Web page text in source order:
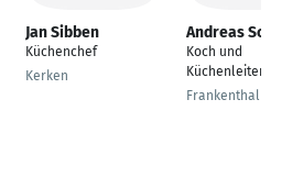
Jan Sibben
Küchenchef
Kerken
Andreas Schlöder
Koch und
Küchenleiter
Frankenthal